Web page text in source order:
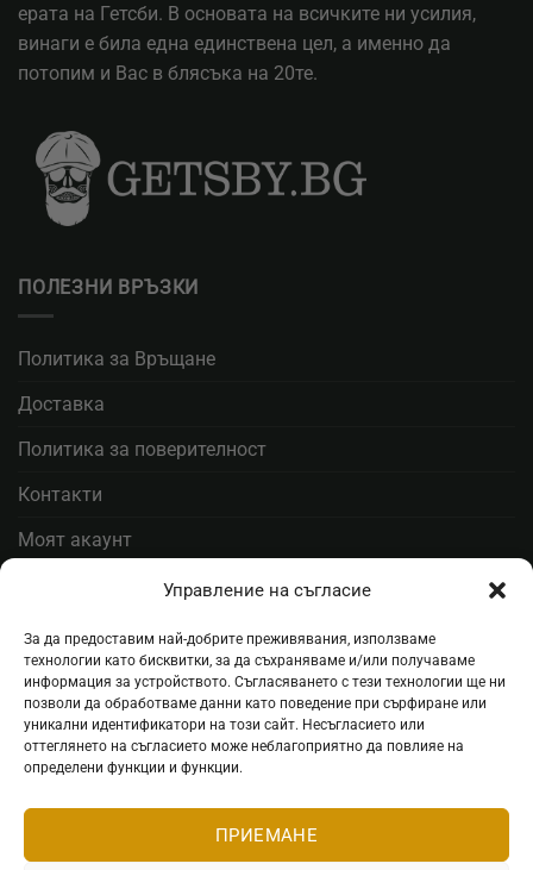
Управление на съгласие
За да предоставим най-добрите преживявания, използваме
технологии като бисквитки, за да съхраняваме и/или получаваме
информация за устройството. Съгласяването с тези технологии ще ни
позволи да обработваме данни като поведение при сърфиране или
уникални идентификатори на този сайт. Несъгласието или
оттеглянето на съгласието може неблагоприятно да повлияе на
определени функции и функции.
ПРИЕМАНЕ
ерата на Гетсби. В основата на всичките ни усилия,
винаги е била една единствена цел, а именно да
потопим и Вас в блясъка на 20те.
ПОЛЕЗНИ ВРЪЗКИ
Политика за Връщане
Доставка
Политика за поверителност
Контакти
Моят акаунт
ЗАПИШИ СЕ ЗА НАЙ-ДОБРИТЕ ОФЕРТИ
Стани Гетсби
Запиши се за ВИП листата, за да получаваш
специални оферти.